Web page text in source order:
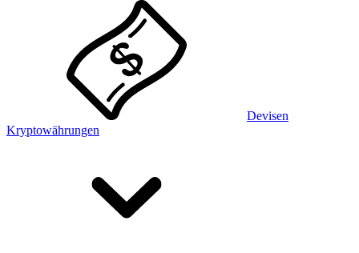
Devisen
Kryptowährungen